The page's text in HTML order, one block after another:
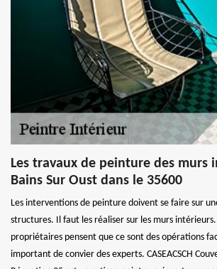
Les travaux de peinture des murs
Bains Sur Oust dans le 35600
Les interventions de peinture doivent se faire sur
structures. Il faut les réaliser sur les murs
propriétaires pensent que ce sont des opérations
important de convier des experts. CASEACSCH